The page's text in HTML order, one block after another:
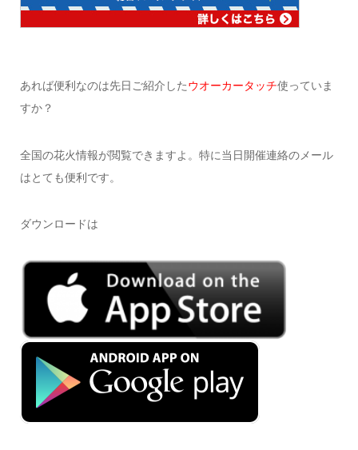
あれば便利なのは先日ご紹介したウオーカータッチ使っていま
すか？
全国の花火情報が閲覧できますよ。特に当日開催連絡のメール
はとても便利です。
ダウンロードは